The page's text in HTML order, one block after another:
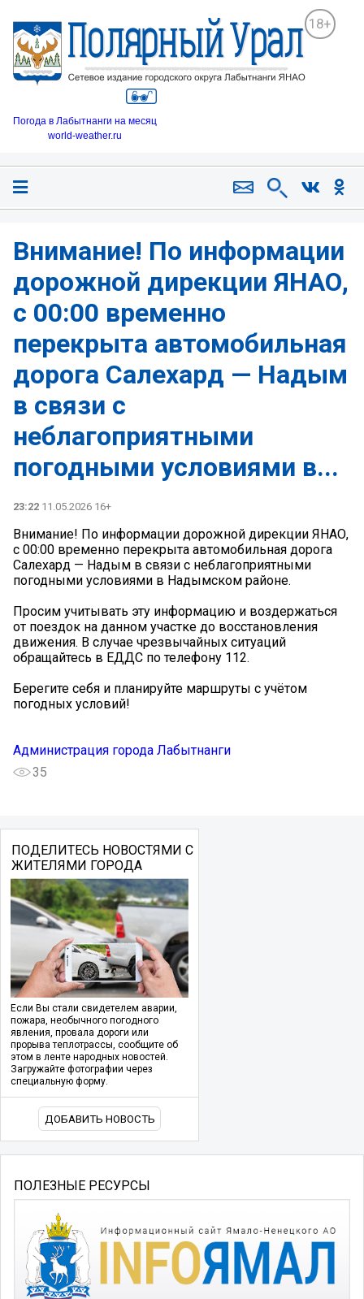
18+
Погода в Лабытнанги на месяц
world-weather.ru
Внимание! По информации
дорожной дирекции ЯНАО,
с 00:00 временно
перекрыта автомобильная
дорога Салехард — Надым
в связи с
неблагоприятными
погодными условиями в...
23:22 11.05.2026 16+
Внимание! По информации дорожной дирекции ЯНАО,
с 00:00 временно перекрыта автомобильная дорога
Салехард — Надым в связи с неблагоприятными
погодными условиями в Надымском районе.
Просим учитывать эту информацию и воздержаться
от поездок на данном участке до восстановления
движения. В случае чрезвычайных ситуаций
обращайтесь в ЕДДС по телефону 112.
Берегите себя и планируйте маршруты с учётом
погодных условий!
Администрация города Лабытнанги
35
ПОДЕЛИТЕСЬ НОВОСТЯМИ С
ЖИТЕЛЯМИ ГОРОДА
Если Вы стали свидетелем аварии,
пожара, необычного погодного
явления, провала дороги или
прорыва теплотрассы, сообщите об
этом в ленте народных новостей.
Загружайте фотографии через
специальную форму.
ДОБАВИТЬ НОВОСТЬ
ПОЛЕЗНЫЕ РЕСУРСЫ